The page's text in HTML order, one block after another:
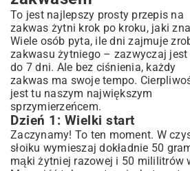
To jest najlepszy prosty przepis na
zakwas żytni krok po kroku, jaki
Wiele osób pyta, ile dni zajmuje
zakwasu żytniego – zazwyczaj jest
do 7 dni. Ale bez ciśnienia, każdy
zakwas ma swoje tempo.
jest tu naszym największym
sprzymierzeńcem.
Dzień 1: Wielki start
Zaczynamy! To ten moment. W
słoiku wymieszaj dokładnie 50
mąki żytniej razowej i 50 mililitrów